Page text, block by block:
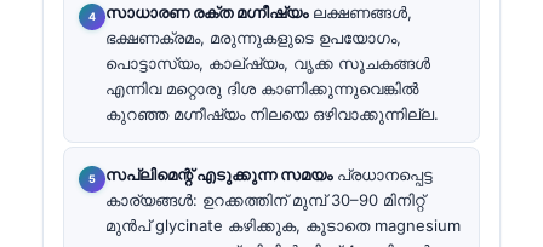
സാധാരണ രക്ത മഗ്നീഷ്യംലക്ഷണങ്ങൾ,
ഭക്ഷണക്രമം, മരുന്നുകളുടെ ഉപയോഗം,
പൊട്ടാസ്യം, കാല്ഷ്യം, വൃക്ക സൂചകങ്ങൾ
എന്നിവ മറ്റൊരു ദിശ കാണിക്കുന്നുവെങ്കിൽ
കുറഞ്ഞ മഗ്നീഷ്യം നിലയെ ഒഴിവാക്കുന്നില്ല.
സപ്ലിമെന്റ് എടുക്കുന്ന സമയംപ്രധാനപ്പെട്ട
കാര്യങ്ങൾ: ഉറക്കത്തിന് മുമ്പ് 30–90 മിനിറ്റ്
മുൻപ് glycinate കഴിക്കുക, കൂടാതെ magnesium